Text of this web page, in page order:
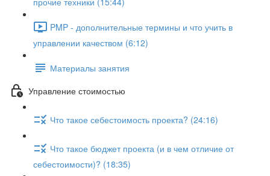
PMP - дополнительные термины и что учить в
управлении качеством (6:12)
Материалы занятия
Управление стоимостью
Что такое себестоимость проекта? (24:16)
Что такое бюджет проекта (и в чем отличие от
себестоимости)? (18:35)